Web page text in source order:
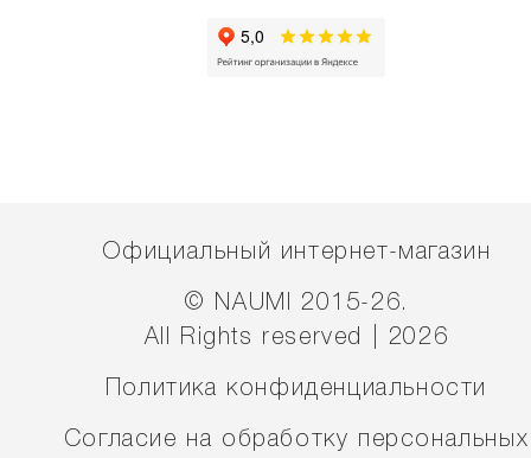
Официальный интернет-магазин
© NAUMI 2015-26.
All Rights reserved | 2026
Политика конфиденциальности
Согласие на обработку персональных